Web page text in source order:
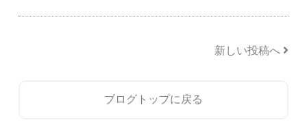
新しい投稿へ
ブログトップに戻る